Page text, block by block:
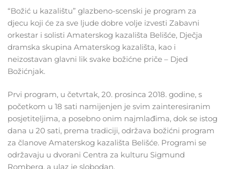
“Božić u kazalištu” glazbeno-scenski je program za
djecu koji će za sve ljude dobre volje izvesti Zabavni
orkestar i solisti Amaterskog kazališta Belišće, Dječja
dramska skupina Amaterskog kazališta, kao i
neizostavan glavni lik svake božićne priče – Djed
Božićnjak.
Prvi program, u četvrtak, 20. prosinca 2018. godine, s
početkom u 18 sati namijenjen je svim zainteresiranim
posjetiteljima, a posebno onim najmlađima, dok se istog
dana u 20 sati, prema tradiciji, održava božićni program
za članove Amaterskog kazališta Belišće. Programi se
održavaju u dvorani Centra za kulturu Sigmund
Romberg, a ulaz je slobodan.